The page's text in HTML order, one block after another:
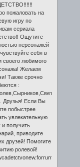
пожаловать на
игру по
сериала
Ощутите
персонажей
себя в
своего любимого
Желаем
Также срочно
:
Друзья! Если Вы
побыстрее
увлекательную
и получить
приводите
друзей! Помогите
ролевой!